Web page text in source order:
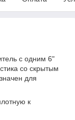
с одним 6"
со скрытым
для
к